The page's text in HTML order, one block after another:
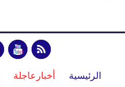
الرئيسية أخبارعاجلة